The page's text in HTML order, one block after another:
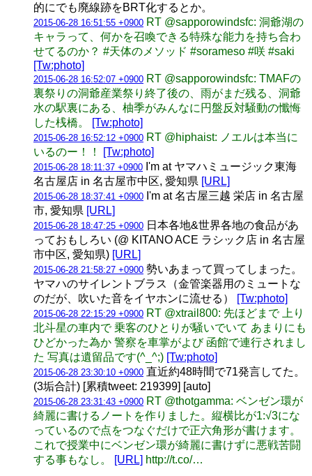
的にでも廃線跡をBRT化するとか。
2015-06-28 16:51:55 +0900 RT @sapporowindsfc: 洞爺湖の
キャラって、何かを召喚できる特殊な能力を持ち合わ
せてるのか？ #天体のメソッド #sorameso #咲 #saki
[Tw:photo]
2015-06-28 16:52:07 +0900 RT @sapporowindsfc: TMAFの
裏祭りの洞爺産業祭り終了後の、雨がまだ残る、洞爺
水の駅裏にある、柚季がみんなに円盤反対騒動の懺悔
した桟橋。
[Tw:photo]
2015-06-28 16:52:12 +0900 RT @hiphaist: ノエルは本当に
いるのー！！
[Tw:photo]
2015-06-28 18:11:37 +0900 I'm at ヤマハミュージック東海
名古屋店 in 名古屋市中区, 愛知県 [URL]
2015-06-28 18:37:41 +0900 I'm at 名古屋三越 栄店 in 名古屋
市, 愛知県 [URL]
2015-06-28 18:47:25 +0900 日本各地&世界各地の食品があ
っておもしろい (@ KITANO ACE ラシック店 in 名古屋
市中区, 愛知県) [URL]
2015-06-28 21:58:27 +0900 勢いあまって買ってしまった。
ヤマハのサイレントブラス（金管楽器用のミュートな
のだが、吹いた音をイヤホンに流せる）
[Tw:photo]
2015-06-28 22:15:29 +0900 RT @xtrail800: 先ほどまで 上り
北斗星の車内で 乗客のひとりが騒いでいて あまりにも
ひどかった為か 警察を車掌がよび 函館で連行されまし
た 写真は遺留品です(^_^;) [Tw:photo]
2015-06-28 23:30:10 +0900 直近約48時間で71発言してた。
(3垢合計) [累積tweet: 219399] [auto]
2015-06-28 23:31:43 +0900 RT @thotgamma: ベンゼン環が
綺麗に書けるノートを作りました。縦横比が1:√3にな
っているので点をつなぐだけで正六角形が書けます。
これで授業中にベンゼン環が綺麗に書けずに悪戦苦闘
する事もなし。
[URL] http://t.co/…